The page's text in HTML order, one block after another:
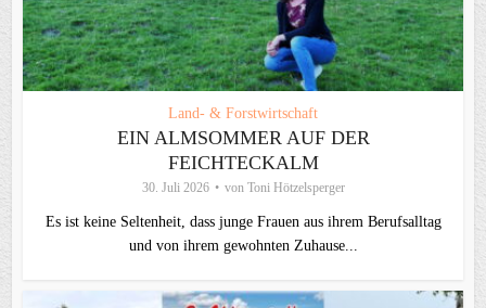
Land- & Forstwirtschaft
EIN ALMSOMMER AUF DER
FEICHTECKALM
30. Juli 2026 von Toni Hötzelsperger
Es ist keine Seltenheit, dass junge Frauen aus ihrem Berufsalltag
und von ihrem gewohnten Zuhause...